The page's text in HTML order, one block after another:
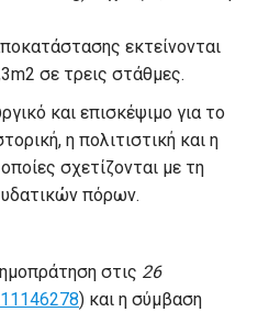
εκτείνονται
σε τρεις στάθμες.
και επισκέψιμο για το
η πολιτιστική και η
σχετίζονται με τη
υδατικών πόρων.
στις 26
) και η σύμβαση